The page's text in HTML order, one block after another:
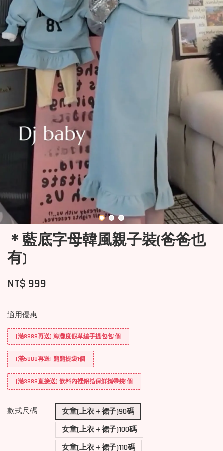
＊藍底字母韓風親子裝(爸爸也
有)
NT$ 999
適用優惠
[滿8888再送] 海灘度假草編手提包包1個
[滿5888再送] 熊熊提袋1個
[滿3888直接送] 飲料內裡鋁箔保鮮攜帶袋1個
款式尺碼
女童(上衣＋裙子)90碼
女童(上衣＋裙子)100碼
女童(上衣＋裙子)110碼